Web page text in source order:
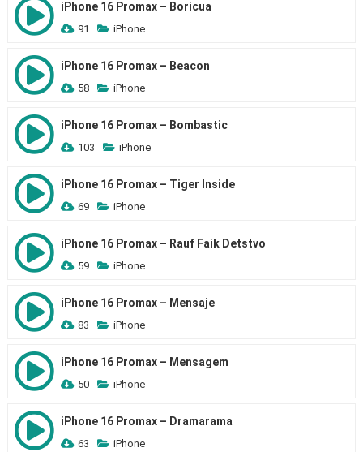
iPhone 16 Promax – Boricua
91 iPhone
iPhone 16 Promax – Beacon
58 iPhone
iPhone 16 Promax – Bombastic
103 iPhone
iPhone 16 Promax – Tiger Inside
69 iPhone
iPhone 16 Promax – Rauf Faik Detstvo
59 iPhone
iPhone 16 Promax – Mensaje
83 iPhone
iPhone 16 Promax – Mensagem
50 iPhone
iPhone 16 Promax – Dramarama
63 iPhone